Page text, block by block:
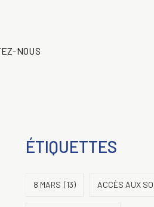
NOUS
ÉTIQUETTES
8 MARS (13) ACCÈS AUX